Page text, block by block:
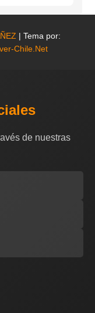
| Tema por:
Chile.Net
de nuestras